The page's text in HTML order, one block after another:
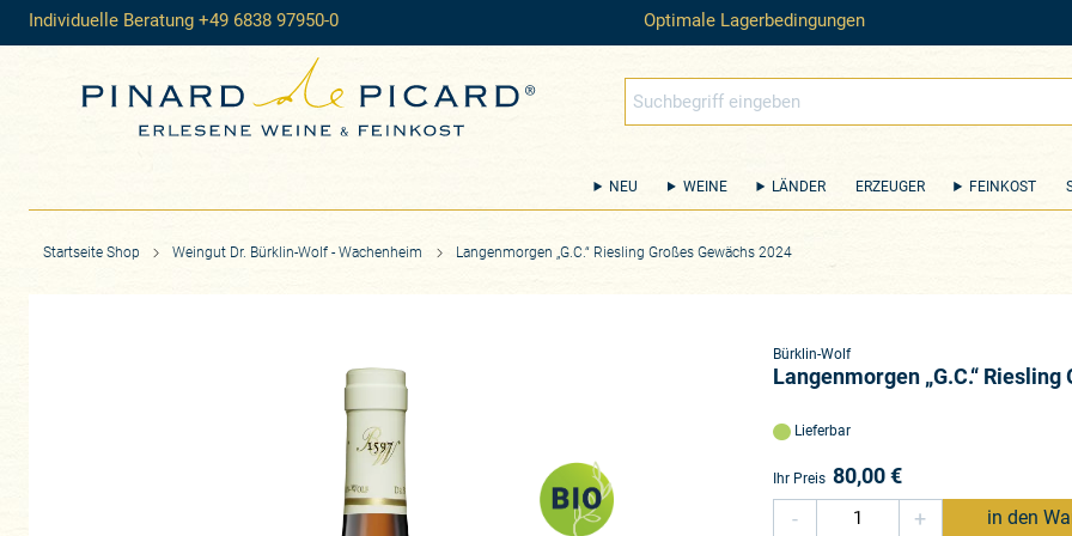
Individuelle Beratung +49 6838 97950-0 Optimale Lagerbedingungen
NEU WEINE LÄNDER ERZEUGER FEINKOST
Startseite Shop Weingut Dr. Bürklin-Wolf - Wachenheim Langenmorgen „G.C.“ Riesling Großes Gewächs 2024
Bürklin-Wolf
Langenmorgen „G.C.“
Lieferbar
Ihr Preis 80,00€
-
+ in den